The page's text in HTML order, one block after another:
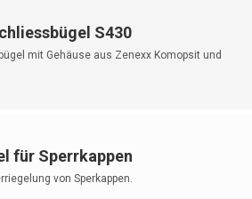
S430
mit Gehäuse aus Zenexx Komopsit und
für Sperrkappen
von Sperkappen.